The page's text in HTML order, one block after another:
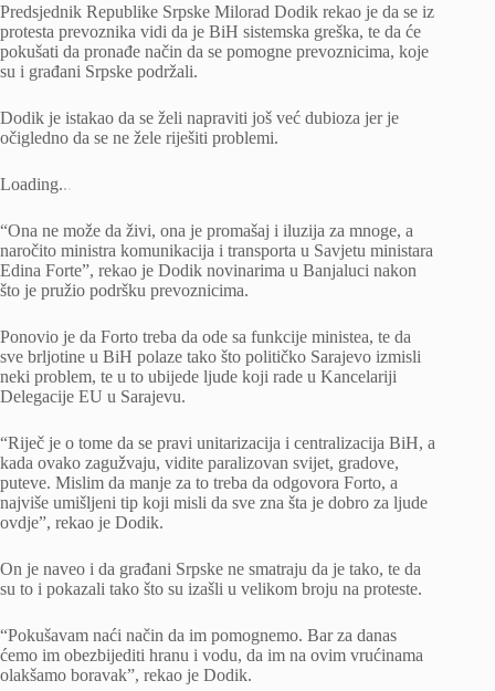
Predsjednik Republike Srpske Milorad Dodik rekao je da se iz
protesta prevoznika vidi da je BiH sistemska greška, te da će
pokušati da pronađe način da se pomogne prevoznicima, koje
su i građani Srpske podržali.
Dodik je istakao da se želi napraviti još već dubioza jer je
očigledno da se ne žele riješiti problemi.
Loading...
“Ona ne može da živi, ona je promašaj i iluzija za mnoge, a
naročito ministra komunikacija i transporta u Savjetu ministara
Edina Forte”, rekao je Dodik novinarima u Banjaluci nakon
što je pružio podršku prevoznicima.
Ponovio je da Forto treba da ode sa funkcije ministea, te da
sve brljotine u BiH polaze tako što političko Sarajevo izmisli
neki problem, te u to ubijede ljude koji rade u Kancelariji
Delegacije EU u Sarajevu.
“Riječ je o tome da se pravi unitarizacija i centralizacija BiH, a
kada ovako zagužvaju, vidite paralizovan svijet, gradove,
puteve. Mislim da manje za to treba da odgovora Forto, a
najviše umišljeni tip koji misli da sve zna šta je dobro za ljude
ovdje”, rekao je Dodik.
On je naveo i da građani Srpske ne smatraju da je tako, te da
su to i pokazali tako što su izašli u velikom broju na proteste.
“Pokušavam naći način da im pomognemo. Bar za danas
ćemo im obezbijediti hranu i vodu, da im na ovim vrućinama
olakšamo boravak”, rekao je Dodik.